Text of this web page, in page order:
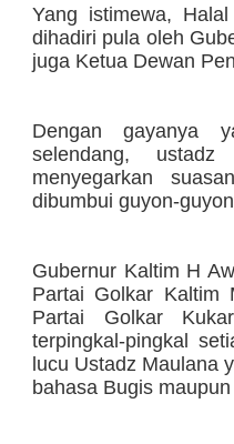
Yang istimewa,
dihadiri pula oleh
juga Ketua Dewan
Dengan gayanya
selendang,
menyegarkan
dibumbui guyon-
Gubernur Kaltim H
Partai Golkar Kaltim
Partai Golkar
terpingkal-pingkal
lucu Ustadz Maulana
bahasa Bugis